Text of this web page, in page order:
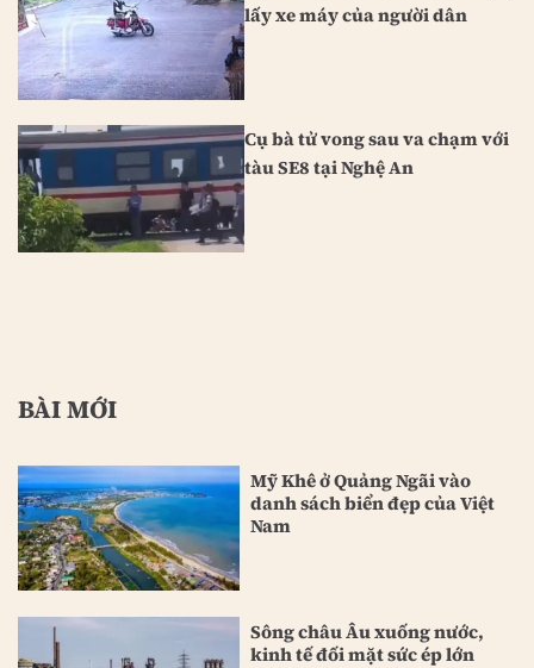
lấy xe máy của người dân
Cụ bà tử vong sau va chạm với
tàu SE8 tại Nghệ An
BÀI MỚI
Mỹ Khê ở Quảng Ngãi vào
danh sách biển đẹp của Việt
Nam
Sông châu Âu xuống nước,
kinh tế đối mặt sức ép lớn